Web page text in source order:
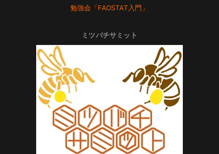
勉強会「FAOSTAT入門」
ミツバチサミット